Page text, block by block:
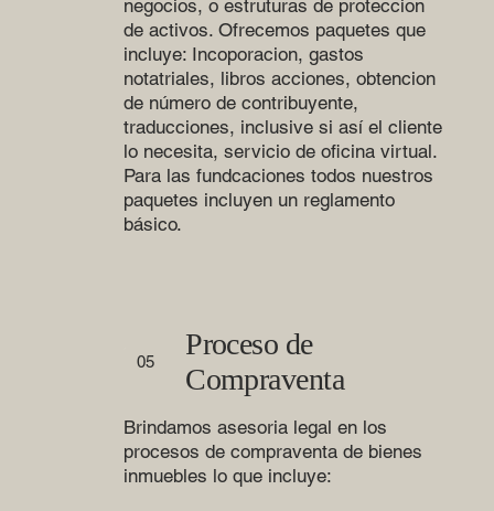
negocios, o estruturas de proteccion
de activos. Ofrecemos paquetes que
incluye: Incoporacion, gastos
notatriales, libros acciones, obtencion
de número de contribuyente,
traducciones, inclusive si así el cliente
lo necesita, servicio de oficina virtual.
Para las fundcaciones todos nuestros
paquetes incluyen un reglamento
básico.
05
Proceso de
Compraventa
Brindamos asesoria legal en los
procesos de compraventa de bienes
inmuebles lo que incluye: